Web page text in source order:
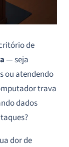
de
— seja
ou atendendo
trava
dados
dor de